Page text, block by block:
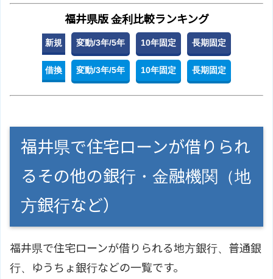
福井県版 金利比較ランキング
新規 変動/3年/5年 10年固定 長期固定
借換 変動/3年/5年 10年固定 長期固定
福井県で住宅ローンが借りられ
るその他の銀行・金融機関（地
方銀行など）
福井県で住宅ローンが借りられる地方銀行、普通銀
行、ゆうちょ銀行などの一覧です。